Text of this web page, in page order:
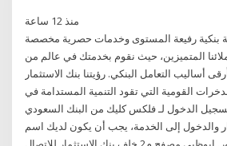
منذ 12 ساعة
بنكية رفيعة المستوى وخدمات حصرية مخصصة
المتميزين، حيث نقوم بخدمتك في عالم من
أساليب التعامل البنكي. رؤيتنا بنك الاستثمار
القومية التي تقود التنمية المستدامة في
الدخول لـ فلكس كليك من البنك السعودي
والدخول إلى الخدمة، يجب أن يكون لديك اسم